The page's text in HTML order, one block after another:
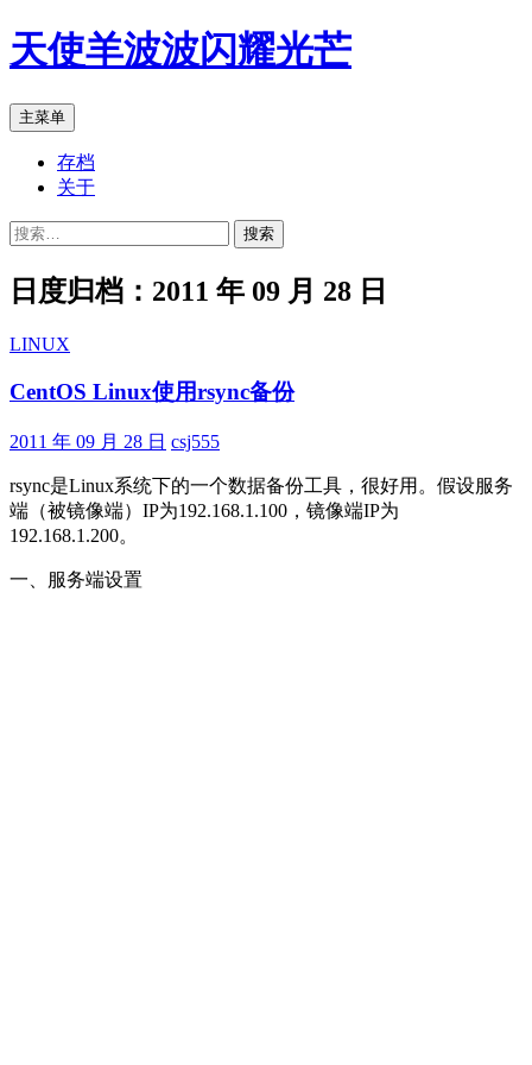
跳
至
文
天使羊波波闪耀光芒
搜
索
主菜单
存档
关于
搜
日度归档：2011 年 09 月 28 日
LINUX
CentOS Linux使用rsync备份
2011 年 09 月 28 日 csj555
rsync是Linux系统下的一个数据备份工具，很好用。假设服务
端（被镜像端）IP为192.168.1.100，镜像端IP为
192.168.1.200。
一、服务端设置